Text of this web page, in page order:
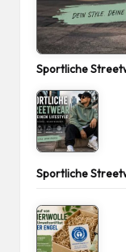
Sportliche
Sportliche